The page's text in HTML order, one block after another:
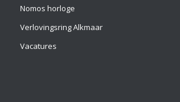
Nomos horloge
Verlovingsring Alkmaar
Vacatures